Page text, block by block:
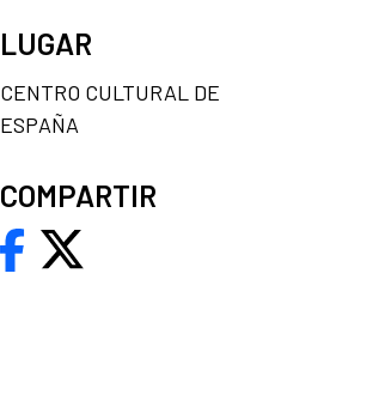
LUGAR
CENTRO CULTURAL DE
ESPAÑA
COMPARTIR